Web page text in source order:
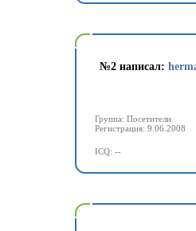
№2 написал:
Группа: Посетители
Регистрация: 9.06.2008
ICQ: --